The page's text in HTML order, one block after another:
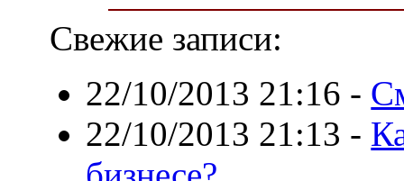
Свежие записи:
22/10/2013 21:16 -
22/10/2013 21:13 -